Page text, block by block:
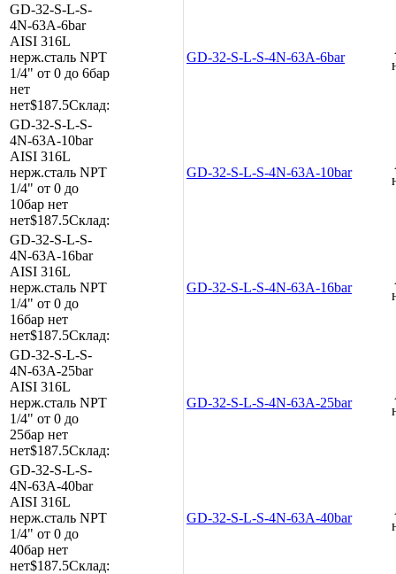
GD-32-S-L-S-
4N-63A-6bar
AISI 316L
нерж.сталь NPT
1/4" от 0 до 6бар
нет
нет$187.5Склад:
GD-32-S-L-S-4N-63A-6bar
GD-32-S-L-S-
4N-63A-10bar
AISI 316L
нерж.сталь NPT
1/4" от 0 до
10бар нет
нет$187.5Склад:
GD-32-S-L-S-4N-63A-10bar
GD-32-S-L-S-
4N-63A-16bar
AISI 316L
нерж.сталь NPT
1/4" от 0 до
16бар нет
нет$187.5Склад:
GD-32-S-L-S-4N-63A-16bar
GD-32-S-L-S-
4N-63A-25bar
AISI 316L
нерж.сталь NPT
1/4" от 0 до
25бар нет
нет$187.5Склад:
GD-32-S-L-S-4N-63A-25bar
GD-32-S-L-S-
4N-63A-40bar
AISI 316L
нерж.сталь NPT
1/4" от 0 до
40бар нет
нет$187.5Склад:
GD-32-S-L-S-4N-63A-40bar